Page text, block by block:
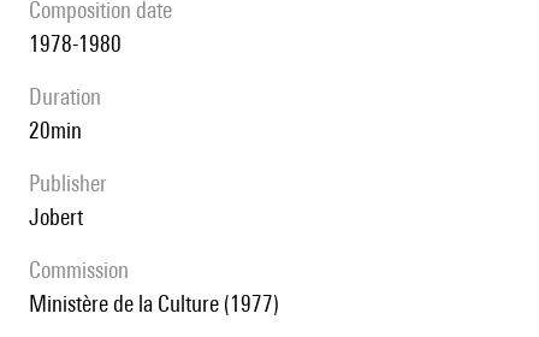
composition date
1978-1980
duration
20min
publisher
Jobert
Commission
Ministère de la Culture (1977)